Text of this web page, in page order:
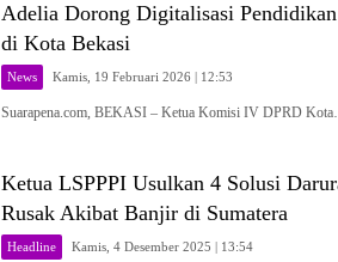
Adelia Dorong Digitalisasi
di Kota Bekasi
News Kamis, 19 Februari 2026 | 12:53
Suarapena.com, BEKASI – Ketua Komisi IV DPRD
Ketua LSPPPI Usulkan 4 Solusi
Rusak Akibat Banjir di Sumatera
Headline Kamis, 4 Desember 2025 | 13:54